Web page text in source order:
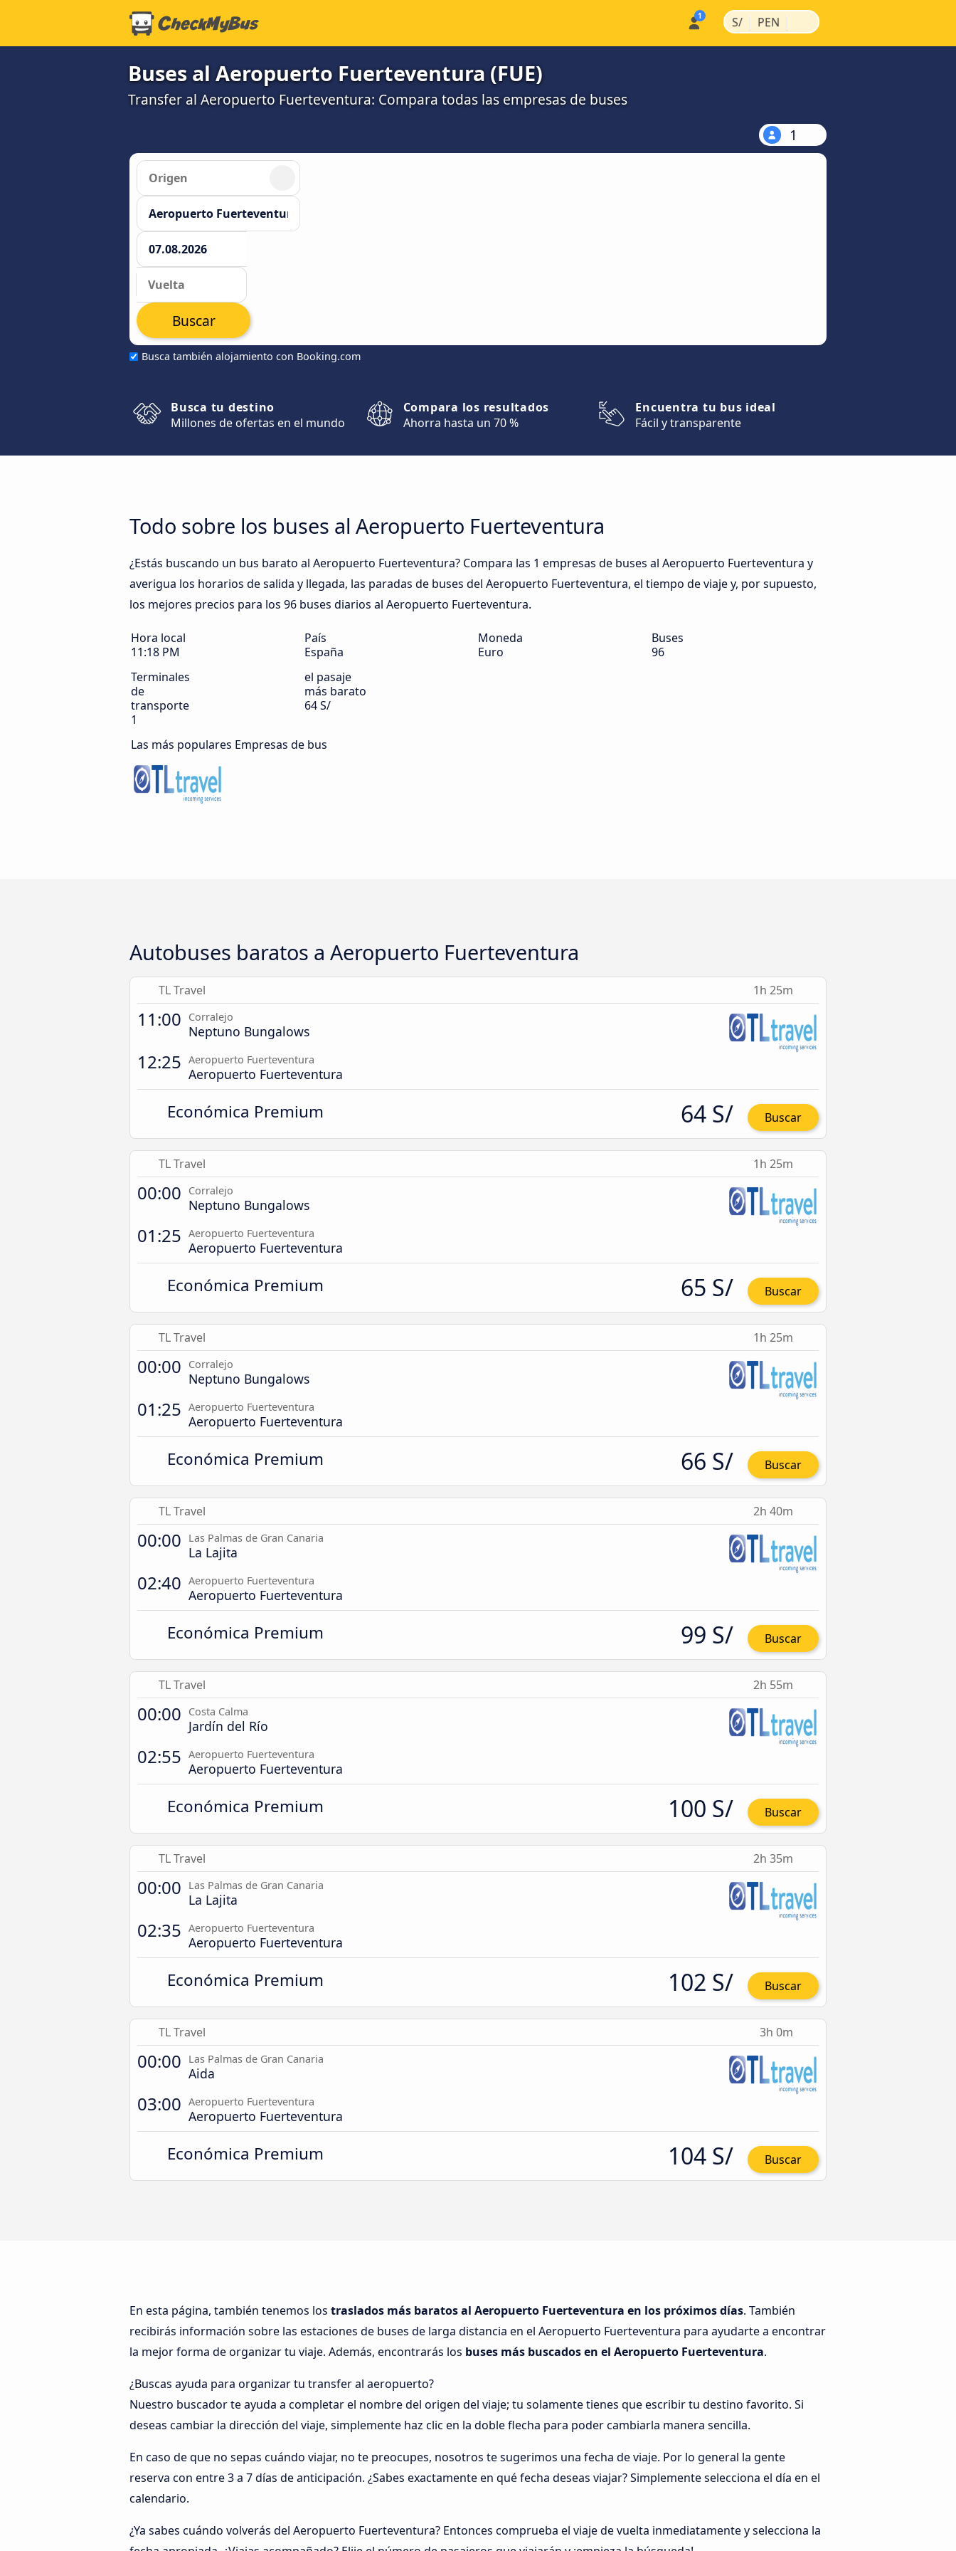
S/ | PEN |
Buses al Aeropuerto Fuerteventura (FUE)
Transfer al Aeropuerto Fuerteventura: Compara todas las empresas de buses
1
Busca también alojamiento con Booking.com
Buscar
Busca tu destino
Millones de ofertas en el mundo
Compara los resultados
Ahorra hasta un 70 %
Encuentra tu bus ideal
Fácil y transparente
Todo sobre los buses al Aeropuerto Fuerteventura
¿Estás buscando un bus barato al Aeropuerto Fuerteventura? Compara las 1 empresas de buses al Aeropuerto Fuerteventura y
averigua los horarios de salida y llegada, las paradas de buses del Aeropuerto Fuerteventura, el tiempo de viaje y, por supuesto,
los mejores precios para los 96 buses diarios al Aeropuerto Fuerteventura.
Hora local
11:18 PM
País
España
Moneda
Euro
Buses
96
Terminales
de
transporte
1
el pasaje
más barato
64 S/
Las más populares Empresas de bus
Autobuses baratos a Aeropuerto Fuerteventura
TL Travel 1h 25m
11:00 Corralejo
Neptuno Bungalows
12:25 Aeropuerto Fuerteventura
Aeropuerto Fuerteventura
Económica Premium 64 S/ Buscar
TL Travel 1h 25m
00:00 Corralejo
Neptuno Bungalows
01:25 Aeropuerto Fuerteventura
Aeropuerto Fuerteventura
Económica Premium 65 S/ Buscar
TL Travel 1h 25m
00:00 Corralejo
Neptuno Bungalows
01:25 Aeropuerto Fuerteventura
Aeropuerto Fuerteventura
Económica Premium 66 S/ Buscar
TL Travel 2h 40m
00:00 Las Palmas de Gran Canaria
La Lajita
02:40 Aeropuerto Fuerteventura
Aeropuerto Fuerteventura
Económica Premium 99 S/ Buscar
TL Travel 2h 55m
00:00 Costa Calma
Jardín del Río
02:55 Aeropuerto Fuerteventura
Aeropuerto Fuerteventura
Económica Premium 100 S/ Buscar
TL Travel 2h 35m
00:00 Las Palmas de Gran Canaria
La Lajita
02:35 Aeropuerto Fuerteventura
Aeropuerto Fuerteventura
Económica Premium 102 S/ Buscar
TL Travel 3h 0m
00:00 Las Palmas de Gran Canaria
Aida
03:00 Aeropuerto Fuerteventura
Aeropuerto Fuerteventura
Económica Premium 104 S/ Buscar
En esta página, también tenemos los traslados más baratos al Aeropuerto Fuerteventura en los próximos días. También
recibirás información sobre las estaciones de buses de larga distancia en el Aeropuerto Fuerteventura para ayudarte a encontrar
la mejor forma de organizar tu viaje. Además, encontrarás los buses más buscados en el Aeropuerto Fuerteventura.
¿Buscas ayuda para organizar tu transfer al aeropuerto?
Nuestro buscador te ayuda a completar el nombre del origen del viaje; tu solamente tienes que escribir tu destino favorito. Si
deseas cambiar la dirección del viaje, simplemente haz clic en la doble flecha para poder cambiarla manera sencilla.
En caso de que no sepas cuándo viajar, no te preocupes, nosotros te sugerimos una fecha de viaje. Por lo general la gente
reserva con entre 3 a 7 días de anticipación. ¿Sabes exactamente en qué fecha deseas viajar? Simplemente selecciona el día en el
calendario.
¿Ya sabes cuándo volverás del Aeropuerto Fuerteventura? Entonces comprueba el viaje de vuelta inmediatamente y selecciona la